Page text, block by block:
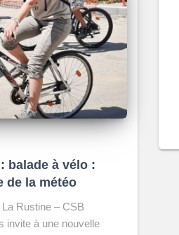
balade à vélo :
de la météo
Rustine – CSB
invite à une nouvelle